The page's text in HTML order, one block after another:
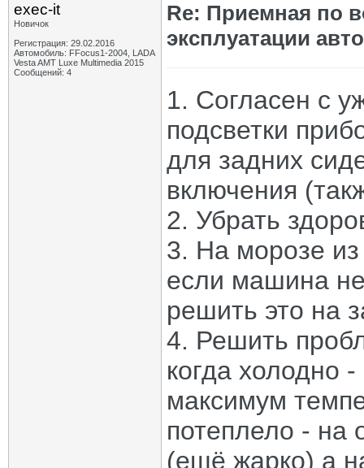
exec-it
Новичок
Регистрация: 29.02.2016
Автомобиль: FFocus1-2004, LADA
Vesta AMT Luxe Multimedia 2015
Сообщений: 4
Re: Приемная по
эксплуатации
1. Согласен с
подсветки
для задних
включения
2. Убрать
3. На морозе из
если машина
решить это на
4. Решить
когда холодно
максимум
потеплело -
(ещё жарко) а